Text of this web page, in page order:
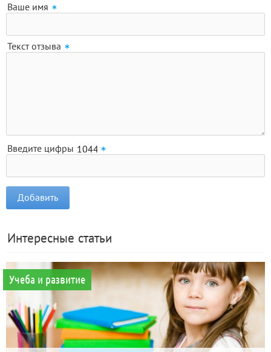
Ваше имя
Текст отзыва
Введите цифры
Интересные статьи
Учеба и развитие